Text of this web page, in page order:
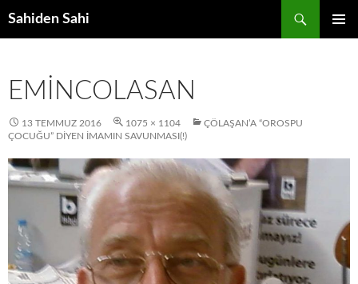
Sahiden Sahi
EMINCOLASAN
13 TEMMUZ 2016 1075 × 1104
ÇÖLAŞAN’A “OROSPU
ÇOCUĞU” DIYEN İMAMIN SAVUNMASI(!)